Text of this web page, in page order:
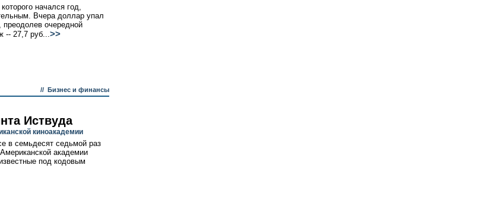
начался год,
Вчера доллар упал
преодолев очередной
-- 27,7 руб...>>
// Бизнес и финансы
Иствуда
киноакадемии
в семьдесят седьмой раз
академии
под кодовым